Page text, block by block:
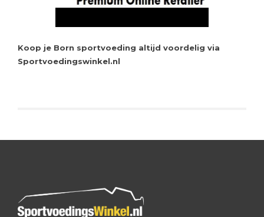
Koop je Born sportvoeding altijd voordelig via
Sportvoedingswinkel.nl